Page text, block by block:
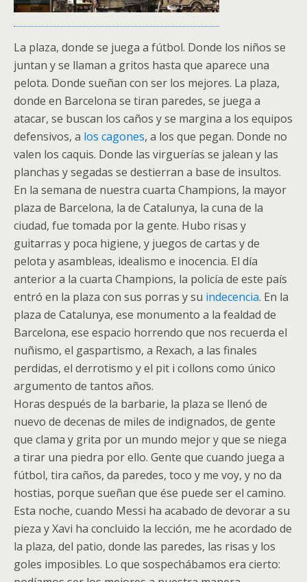
La plaza, donde se juega a fútbol. Donde los niños se
juntan y se llaman a gritos hasta que aparece una
pelota. Donde sueñan con ser los mejores. La plaza,
donde en Barcelona se tiran paredes, se juega a
atacar, se buscan los caños y se margina a los equipos
defensivos, a los cagones, a los que pegan. Donde no
valen los caquis. Donde las virguerías se jalean y las
planchas y segadas se destierran a base de insultos.
En la semana de nuestra cuarta Champions, la mayor
plaza de Barcelona, la de Catalunya, la cuna de la
ciudad, fue tomada por la gente. Hubo risas y
guitarras y poca higiene, y juegos de cartas y de
pelota y asambleas, idealismo e inocencia. El día
anterior a la cuarta Champions, la policía de este país
entró en la plaza con sus porras y su indecencia. En la
plaza de Catalunya, ese monumento a la fealdad de
Barcelona, ese espacio horrendo que nos recuerda el
nuñismo, el gaspartismo, a Rexach, a las finales
perdidas, el derrotismo y el pit i collons como único
argumento de tantos años.
Horas después de la barbarie, la plaza se llenó de
nuevo de decenas de miles de indignados, de gente
que clama y grita por un mundo mejor y que se niega
a tirar una piedra por ello. Gente que cuando juega a
fútbol, tira caños, da paredes, toco y me voy, y no da
hostias, porque sueñan que ése puede ser el camino.
Esta noche, cuando Messi ha acabado de devorar a su
pieza y Xavi ha concluido la lección, me he acordado de
la plaza, del patio, donde las paredes, las risas y los
goles imposibles. Lo que sospechábamos era cierto: